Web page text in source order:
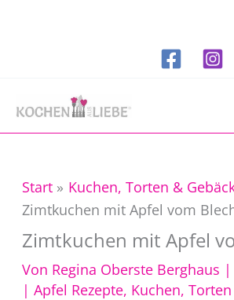
Start
Kuchen, Torten &
Zimtkuchen mit Apfel vom
Zimtkuchen mit Apfel
Von Regina Oberste Berghaus |
| Apfel Rezepte, Kuchen,